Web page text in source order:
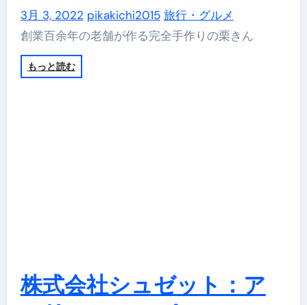
3月 3, 2022 pikakichi2015 旅行・グルメ
創業百余年の老舗が作る完全手作りの栗きん
もっと読む
株式会社シュゼット：ア